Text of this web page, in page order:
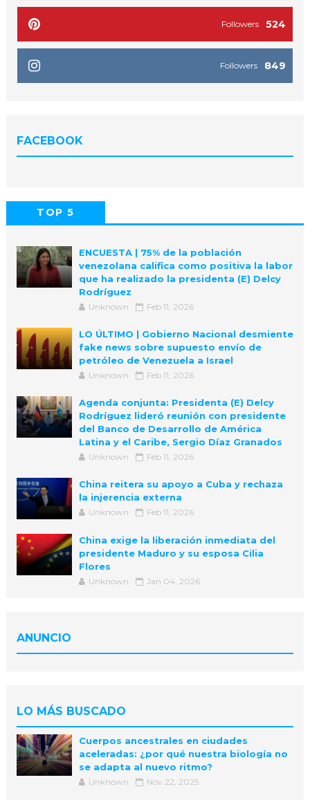
524
Followers
849
Followers
FACEBOOK
TOP 5
ENCUESTA | 75% de la población
venezolana califica como positiva la labor
que ha realizado la presidenta (E) Delcy
Rodríguez
Unknown Feb 11, 2026
LO ÚLTIMO | Gobierno Nacional desmiente
fake news sobre supuesto envío de
petróleo de Venezuela a Israel
Unknown Feb 11, 2026
Agenda conjunta: Presidenta (E) Delcy
Rodríguez lideró reunión con presidente
del Banco de Desarrollo de América
Latina y el Caribe, Sergio Díaz Granados
Unknown Feb 11, 2026
China reitera su apoyo a Cuba y rechaza
la injerencia externa
Unknown Feb 11, 2026
China exige la liberación inmediata del
presidente Maduro y su esposa Cilia
Flores
Unknown Jan 04, 2026
ANUNCIO
LO MÁS BUSCADO
Cuerpos ancestrales en ciudades
aceleradas: ¿por qué nuestra biología no
se adapta al nuevo ritmo?
Unknown Nov 22, 2025